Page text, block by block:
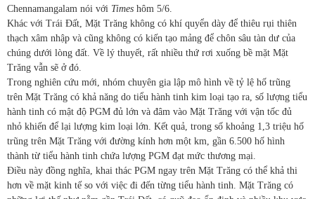
Chennamangalam nói với Times hôm 5/6.
Khác với Trái Đất, Mặt Trăng không có khí quyển dày để thiêu rụi thiên
thạch xâm nhập và cũng không có kiến tạo mảng để chôn sâu tàn dư của
chúng dưới lòng đất. Về lý thuyết, rất nhiều thứ rơi xuống bề mặt Mặt
Trăng vẫn sẽ ở đó.
Trong nghiên cứu mới, nhóm chuyên gia lập mô hình về tỷ lệ hố trũng
trên Mặt Trăng có khả năng do tiểu hành tinh kim loại tạo ra, số lượng tiểu
hành tinh có mật độ PGM đủ lớn và đâm vào Mặt Trăng với vận tốc đủ
nhỏ khiến để lại lượng kim loại lớn. Kết quả, trong số khoảng 1,3 triệu hố
trũng trên Mặt Trăng với đường kính hơn một km, gần 6.500 hố hình
thành từ tiểu hành tinh chứa lượng PGM đạt mức thương mại.
Điều này đồng nghĩa, khai thác PGM ngay trên Mặt Trăng có thể khả thi
hơn về mặt kinh tế so với việc đi đến từng tiểu hành tinh. Mặt Trăng có